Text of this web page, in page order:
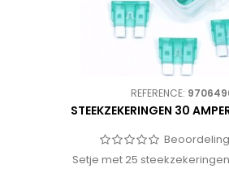
REFERENCE:
STEEKZEKERINGEN 30
Setje met 25